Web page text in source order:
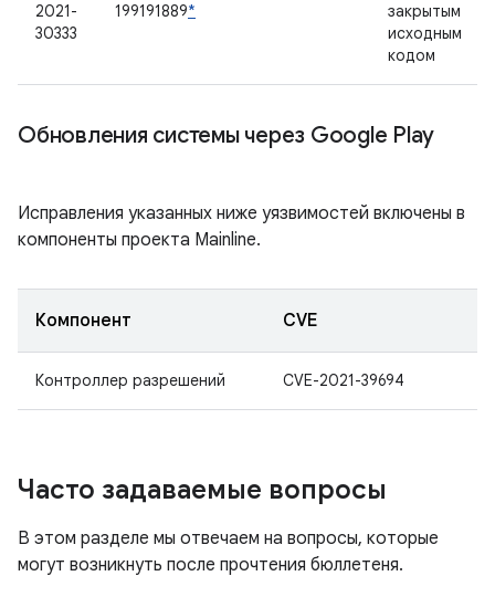
2021-
30333
199191889*
закрытым
исходным
кодом
Обновления системы через Google Play
Исправления указанных ниже уязвимостей включены в
компоненты проекта Mainline.
Компонент CVE
Контроллер разрешений CVE-2021-39694
Часто задаваемые вопросы
В этом разделе мы отвечаем на вопросы, которые
могут возникнуть после прочтения бюллетеня.